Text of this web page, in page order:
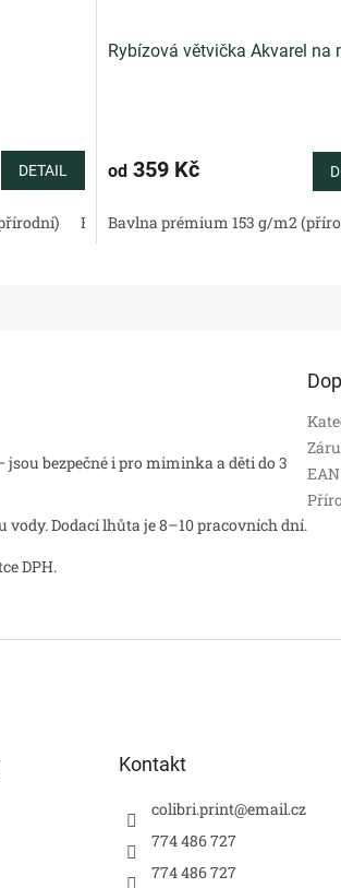
Bavlněné plátno standard (přírodní)
DETAIL
Bavlněný satén 130 g/m2 (přírodní)
Rybízová větvička Akvarel na
od 359 Kč
Bavlna prémium 153 g/m2
bezpečné i pro miminka a děti do 3
Dodací lhůta je 8–10 pracovních dní.
DPH.
EAN
Kontakt
colibri.print@email.cz
774 486 727
774 486 727